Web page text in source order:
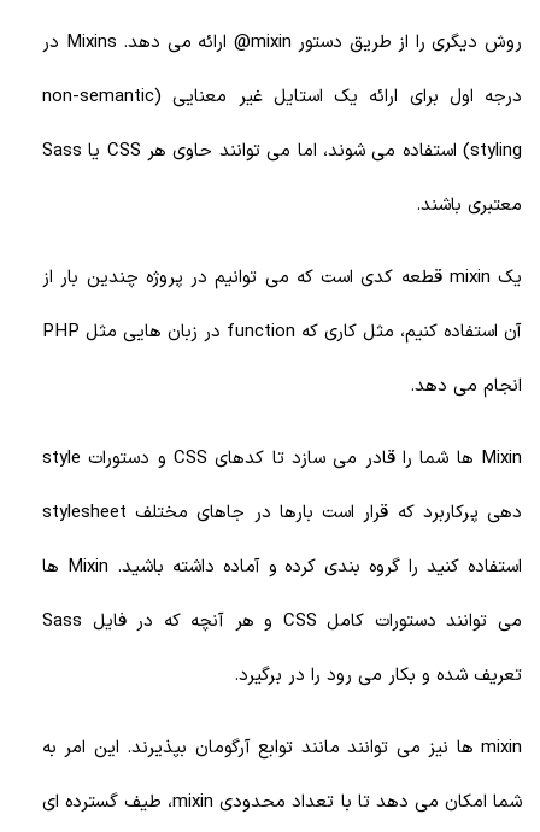
روش دیگری را از طریق دستور mixin@ ارائه می دهد. Mixins در
درجه اول برای ارائه یک استایل غیر معنایی (non-semantic
styling) استفاده می شوند، اما می توانند حاوی هر CSS یا Sass
معتبری باشند.
یک mixin قطعه کدی است که می توانیم در پروژه چندین بار از
آن استفاده کنیم، مثل کاری که function در زبان هایی مثل PHP
انجام می دهد.
Mixin ها شما را قادر می سازد تا کدهای CSS و دستورات style
دهی پرکاربرد که قرار است بارها در جاهای مختلف stylesheet
استفاده کنید را گروه بندی کرده و آماده داشته باشید. Mixin ها
می توانند دستورات کامل CSS و هر آنچه که در فایل Sass
تعریف شده و بکار می رود را در برگیرد.
mixin ها نیز می توانند مانند توابع آرگومان بپذیرند. این امر به
شما امکان می دهد تا با تعداد محدودی mixin، طیف گسترده ای